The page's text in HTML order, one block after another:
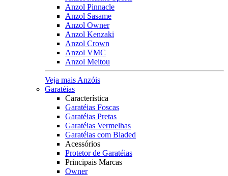
Anzol Pinnacle
Anzol Sasame
Anzol Owner
Anzol Kenzaki
Anzol Crown
Anzol VMC
Anzol Meitou
Veja mais Anzóis
Garatéias
Característica
Garatéias Foscas
Garatéias Pretas
Garatéias Vermelhas
Garatéias com Bladed
Acessórios
Protetor de Garatéias
Principais Marcas
Owner